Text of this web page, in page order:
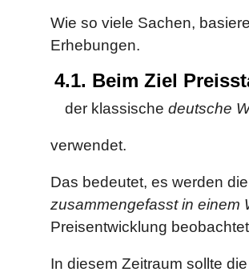
Wie so viele Sachen,
Erhebungen.
4.1. Beim Ziel
der klassische deutsche
verwendet.
Das bedeutet, es werden
zusammengefasst in einem
Preisentwicklung
In diesem Zeitraum sollte